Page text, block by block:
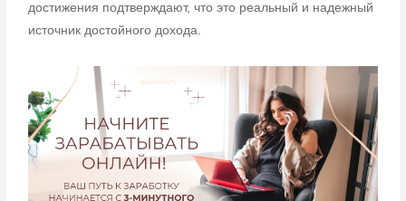
достижения подтверждают, что это реальный и надежный
источник достойного дохода.